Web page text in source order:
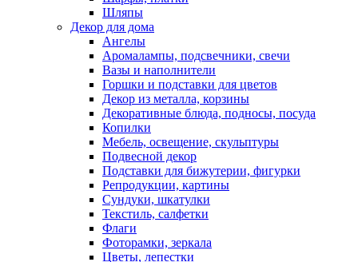
Шляпы
Декор для дома
Ангелы
Аромалампы, подсвечники, свечи
Вазы и наполнители
Горшки и подставки для цветов
Декор из металла, корзины
Декоративные блюда, подносы, посуда
Копилки
Мебель, освещение, скульптуры
Подвесной декор
Подставки для бижутерии, фигурки
Репродукции, картины
Сундуки, шкатулки
Текстиль, салфетки
Флаги
Фоторамки, зеркала
Цветы, лепестки